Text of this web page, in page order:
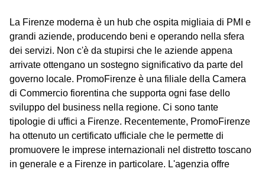
La Firenze moderna è un hub che ospita migliaia di PMI e
grandi aziende, producendo beni e operando nella sfera
dei servizi. Non c'è da stupirsi che le aziende appena
arrivate ottengano un sostegno significativo da parte del
governo locale. PromoFirenze è una filiale della Camera
di Commercio fiorentina che supporta ogni fase dello
sviluppo del business nella regione. Ci sono tante
tipologie di uffici a Firenze. Recentemente, PromoFirenze
ha ottenuto un certificato ufficiale che le permette di
promuovere le imprese internazionali nel distretto toscano
in generale e a Firenze in particolare. L'agenzia offre